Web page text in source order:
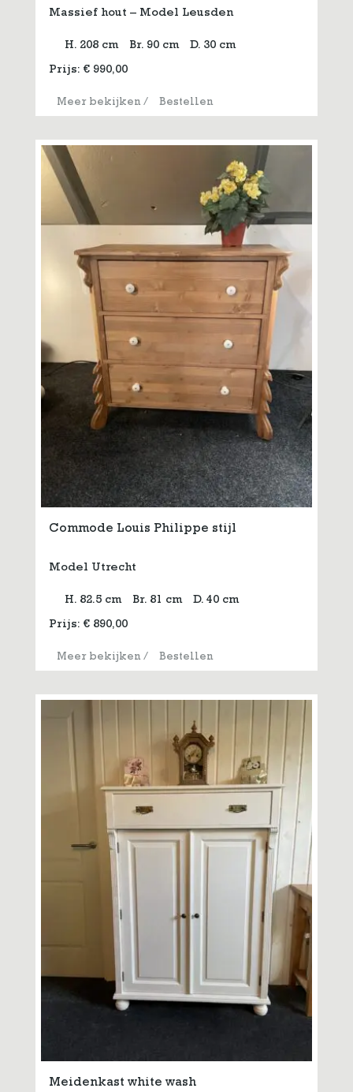
Massief hout – Model Leusden
H. 208 cm Br. 90 cm D. 30 cm
Prijs: € 990,00
Meer bekijken/ Bestellen
Commode Louis Philippe stijl
Model Utrecht
H. 82.5 cm Br. 81 cm D. 40 cm
Prijs: € 890,00
Meer bekijken/ Bestellen
Meidenkast white wash